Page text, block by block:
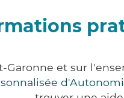
et sur